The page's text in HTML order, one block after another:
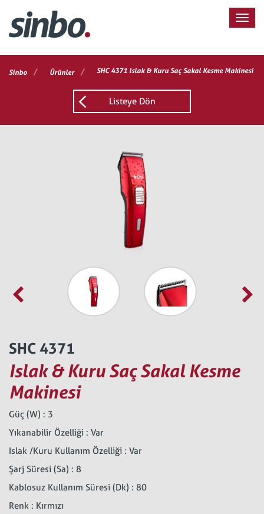
Sinbo / Ürünler / SHC 4371 Islak & Kuru Saç Sakal Kesme Makinesi
Listeye Dön
SHC 4371
Islak & Kuru Saç Sakal Kesme
Makinesi
Güç (W) : 3
Yıkanabilir Özelliği : Var
Islak /Kuru Kullanım Özelliği : Var
Şarj Süresi (Sa) : 8
Kablosuz Kullanım Süresi (Dk) : 80
Renk : Kırmızı